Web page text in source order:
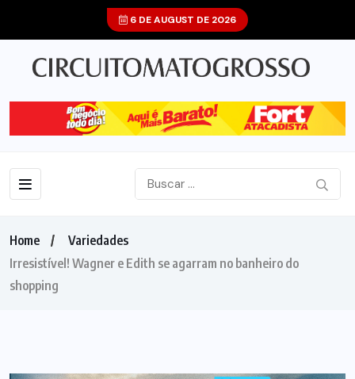
6 DE AUGUST DE 2026
Home
Variedades
Irresistível! Wagner e Edith se agarram no banheiro do
shopping